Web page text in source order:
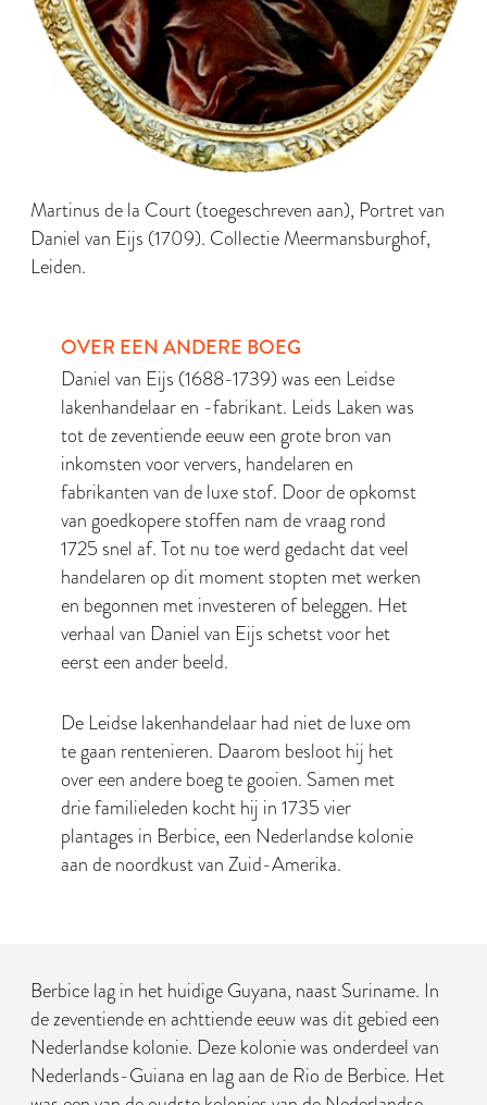
Martinus de la Court (toegeschreven aan), Portret van
Daniel van Eijs (1709). Collectie Meermansburghof,
Leiden.
OVER EEN ANDERE BOEG
Daniel van Eijs (1688-1739) was een Leidse
lakenhandelaar en -fabrikant. Leids Laken was
tot de zeventiende eeuw een grote bron van
inkomsten voor ververs, handelaren en
fabrikanten van de luxe stof. Door de opkomst
van goedkopere stoffen nam de vraag rond
1725 snel af. Tot nu toe werd gedacht dat veel
handelaren op dit moment stopten met werken
en begonnen met investeren of beleggen. Het
verhaal van Daniel van Eijs schetst voor het
eerst een ander beeld.
De Leidse lakenhandelaar had niet de luxe om
te gaan rentenieren. Daarom besloot hij het
over een andere boeg te gooien. Samen met
drie familieleden kocht hij in 1735 vier
plantages in Berbice, een Nederlandse kolonie
aan de noordkust van Zuid-Amerika.
Berbice lag in het huidige Guyana, naast Suriname. In
de zeventiende en achttiende eeuw was dit gebied een
Nederlandse kolonie. Deze kolonie was onderdeel van
Nederlands-Guiana en lag aan de Rio de Berbice. Het